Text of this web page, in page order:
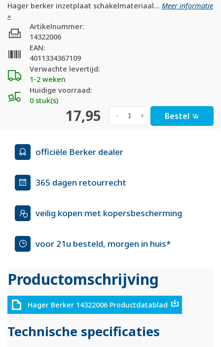
Hager berker inzetplaat schakelmateriaal... Meer informatie
»
Verwachte levertijd:
1-2 weken
Huidige voorraad:
0 stuk(s)
Artikelnummer:
14322006
EAN:
4011334367109
17,95 +
- Bestel
officiële Berker dealer
365 dagen retourrecht
veilig kopen met kopersbescherming
voor 21u besteld, morgen in huis*
Productomschrijving
Hager Berker 14322006 Productdatablad
Technische specificaties